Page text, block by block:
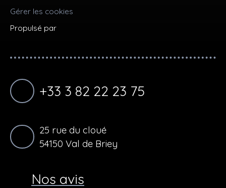
Gérer les cookies
Propulsé par
+33 3 82 22 23 75
25 rue du cloué
54150 Val de Briey
Nos avis